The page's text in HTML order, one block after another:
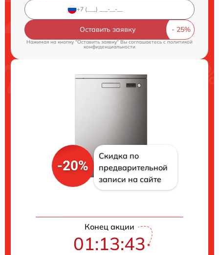
Оставить заявку
Нажимая на кнопку "Оставить заявку" Вы соглашаетесь cполитикой
конфиденциальности
-20%
Скидка по
предварительной
записи на сайте
Конец акции
01:13:42